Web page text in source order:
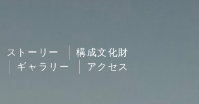
ストーリー
構成文化財
ギャラリー アクセス